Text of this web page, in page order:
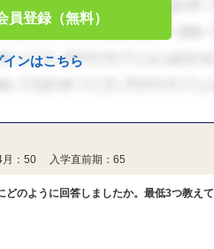
員登録（無料）
インはこちら
4月：50 入学直前期：65
のように回答しましたか。最低3つ教えて